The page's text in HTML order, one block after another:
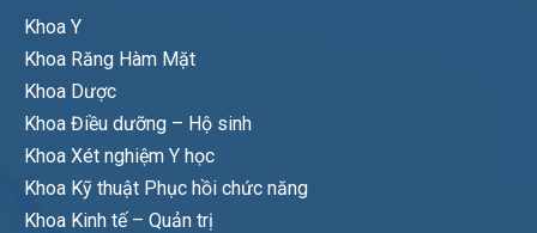
Khoa Y
Khoa Răng Hàm Mặt
Khoa Dược
Khoa Điều dưỡng – Hộ sinh
Khoa Xét nghiệm Y học
Khoa Kỹ thuật Phục hồi chức năng
Khoa Kinh tế – Quản trị